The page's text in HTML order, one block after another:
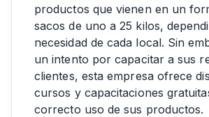
productos que vienen en un
sacos de uno a 25 kilos,
necesidad de cada local. Sin
un intento por capacitar a sus
clientes, esta empresa ofrece
cursos y capacitaciones
correcto uso de sus productos.